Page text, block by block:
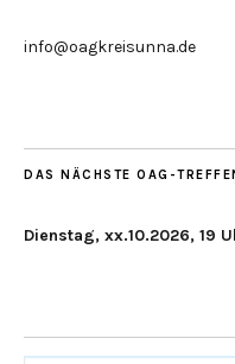
info@oagkreisunna.de
DAS NÄCHSTE OAG-
Dienstag, xx.10.2026, 19